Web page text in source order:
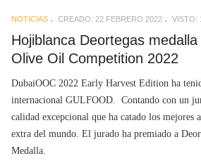
NOTICIAS CREADO: 22 FEBRERO 2022 VISTO:
Hojiblanca Deortegas
Olive Oil Competition 2022
DubaiOOC 2022 Early Harvest Edition ha
internacional GULFOOD. Contando con un
calidad excepcional que ha catado los mejores
extra del mundo. El jurado ha premiado a
Medalla.